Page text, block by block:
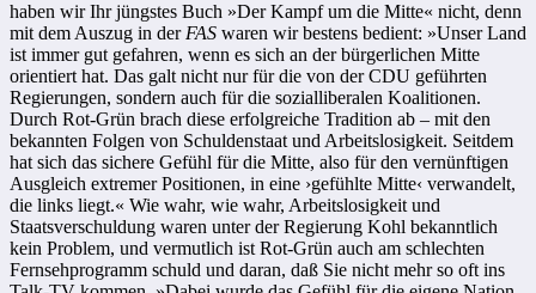
haben wir Ihr jüngstes Buch »Der Kampf um die Mitte« nicht, denn
mit dem Auszug in der FAS waren wir bestens bedient: »Unser Land
ist immer gut gefahren, wenn es sich an der bürgerlichen Mitte
orientiert hat. Das galt nicht nur für die von der CDU geführten
Regierungen, sondern auch für die sozialliberalen Koalitionen.
Durch Rot-Grün brach diese erfolgreiche Tradition ab – mit den
bekannten Folgen von Schuldenstaat und Arbeitslosigkeit. Seitdem
hat sich das sichere Gefühl für die Mitte, also für den vernünftigen
Ausgleich extremer Positionen, in eine ›gefühlte Mitte‹ verwandelt,
die links liegt.« Wie wahr, wie wahr, Arbeitslosigkeit und
Staatsverschuldung waren unter der Regierung Kohl bekanntlich
kein Problem, und vermutlich ist Rot-Grün auch am schlechten
Fernsehprogramm schuld und daran, daß Sie nicht mehr so oft ins